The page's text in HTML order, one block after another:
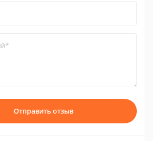
Отправить отзыв